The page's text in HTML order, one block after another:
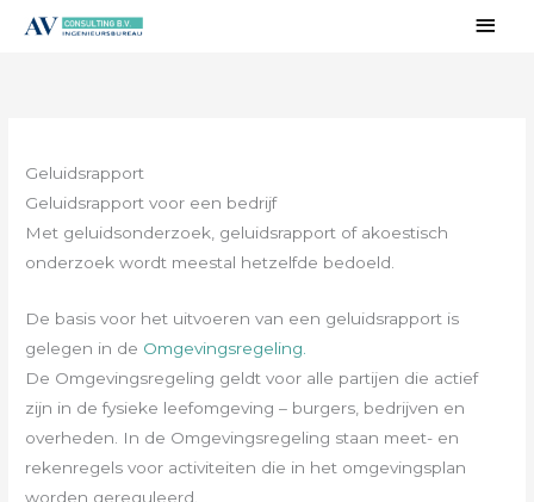
Geluidsrapport
Geluidsrapport voor een bedrijf
Met geluidsonderzoek, geluidsrapport of akoestisch
onderzoek wordt meestal hetzelfde bedoeld.
De basis voor het uitvoeren van een geluidsrapport is
gelegen in de Omgevingsregeling.
De Omgevingsregeling geldt voor alle partijen die actief
zijn in de fysieke leefomgeving – burgers, bedrijven en
overheden. In de Omgevingsregeling staan meet- en
rekenregels voor activiteiten die in het omgevingsplan
worden gereguleerd.